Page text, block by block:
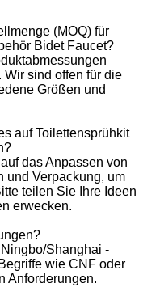
(MOQ) für
Bidet Faucet?
sind offen für die
Größen und
auf Toilettensprühkit
das Anpassen von
und Verpackung, um
teilen Sie Ihre Ideen
erwecken.
Shanghai -
wie CNF oder
Anforderungen.